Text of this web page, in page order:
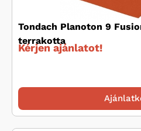
Tondach Planoton 9
terrakotta
Kérjen ajánlatot!